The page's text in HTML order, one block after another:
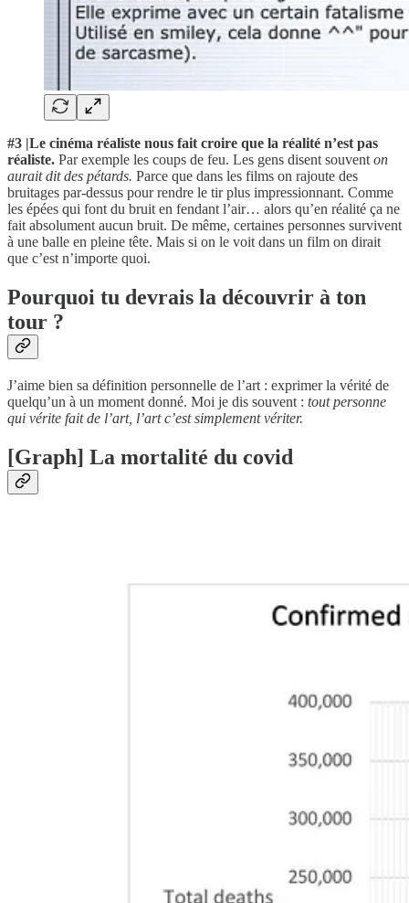
#3 |Le cinéma réaliste nous fait croire que la réalité n’est pas
réaliste. Par exemple les coups de feu. Les gens disent souvent on
aurait dit des pétards. Parce que dans les films on rajoute des
bruitages par-dessus pour rendre le tir plus impressionnant. Comme
les épées qui font du bruit en fendant l’air… alors qu’en réalité ça ne
fait absolument aucun bruit. De même, certaines personnes survivent
à une balle en pleine tête. Mais si on le voit dans un film on dirait
que c’est n’importe quoi.
Pourquoi tu devrais la découvrir à ton
tour ?
J’aime bien sa définition personnelle de l’art : exprimer la vérité de
quelqu’un à un moment donné. Moi je dis souvent : tout personne
qui vérite fait de l’art, l’art c’est simplement vériter.
[Graph] La mortalité du covid